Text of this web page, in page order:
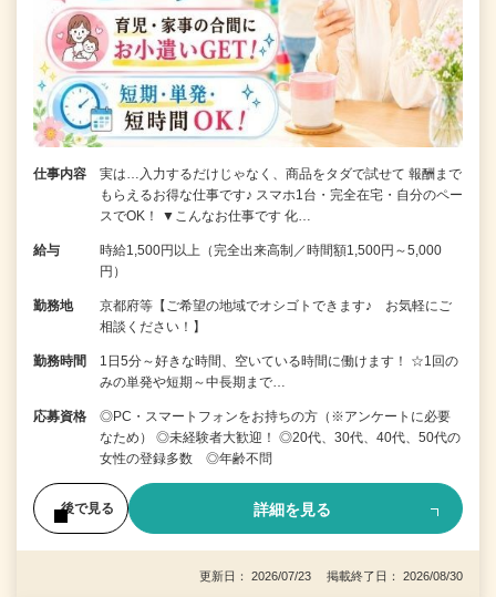
仕事内容
実は…入力するだけじゃなく、商品をタダで試せて 報酬まで
もらえるお得な仕事です♪ スマホ1台・完全在宅・自分のペー
スでOK！ ▼こんなお仕事です 化…
給与
時給1,500円以上（完全出来高制／時間額1,500円～5,000
円）
勤務地
京都府等【ご希望の地域でオシゴトできます♪ お気軽にご
相談ください！】
勤務時間
1日5分～好きな時間、空いている時間に働けます！ ☆1回の
みの単発や短期～中長期まで…
応募資格
◎PC・スマートフォンをお持ちの方（※アンケートに必要
なため） ◎未経験者大歓迎！ ◎20代、30代、40代、50代の
女性の登録多数 ◎年齢不問
後で見る 詳細を見る
更新日： 2026/07/23 掲載終了日： 2026/08/30